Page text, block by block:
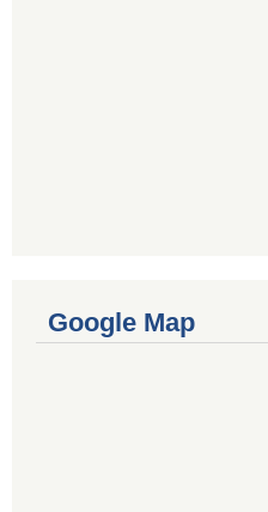
Google Map